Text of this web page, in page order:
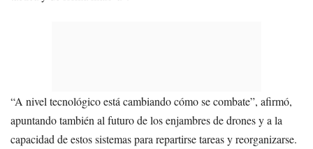
“A nivel tecnológico está cambiando cómo se combate”, afirmó,
apuntando también al futuro de los enjambres de drones y a la
capacidad de estos sistemas para repartirse tareas y reorganizarse.